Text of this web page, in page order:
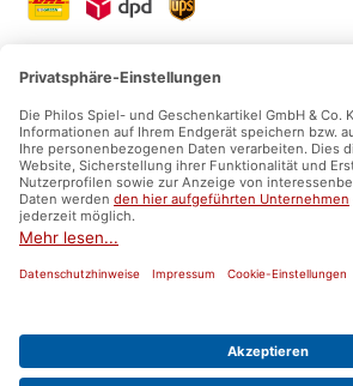
SICHER EINKAUFEN
SOCIAL MEDIA
FacebookInstagram
Datenschutz Widerrufsrecht
Umweltzeichen und Labels